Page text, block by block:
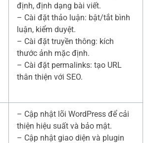
định, định dạng bài viết.
– Cài đặt thảo luận: bật/tắt bình
luận, kiểm duyệt.
– Cài đặt truyền thông: kích
thước ảnh mặc định.
– Cài đặt permalinks: tạo URL
thân thiện với SEO.
– Cập nhật lõi WordPress để cải
thiện hiệu suất và bảo mật.
– Cập nhật giao diện và plugin